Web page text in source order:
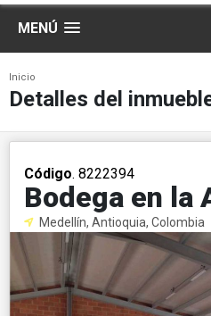
MENÚ
Inicio
Detalles del
Código. 8222394
Bodega en la
Medellín, Antioquia, Colombia